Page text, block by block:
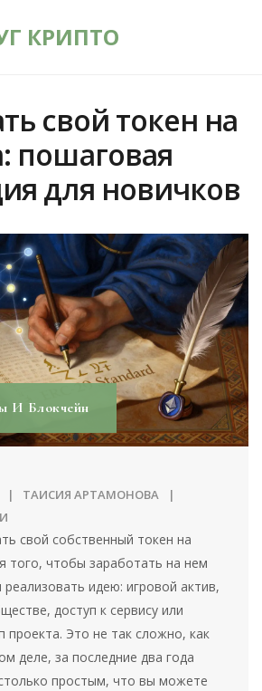
КРИПТО
свой токен на
пошаговая
для новичков
И Блокчейн
ТАИСИЯ АРТАМОНОВА
свой собственный токен на
того, чтобы заработать на нем
идею: игровой актив,
доступ к сервису или
проекта. Это не так сложно, как
деле, за последние два года
простым, что вы можете